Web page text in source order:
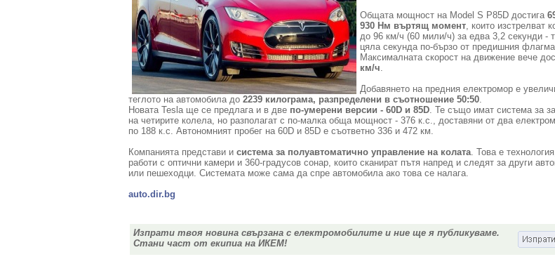
Общата мощност на Model S P85D достига
930 Нм въртящ момент, които изстрелват
до 96 км/ч (60 мили/ч) за едва 3,2 секунди -
цяла секунда по-бързо от предишния
Максималната скорост на движение вече
км/ч.
Добавянето на предния електромор е
теглото на автомобила до 2239 килограма, разпределени в съотношение 50:50.
Новата Tesla ще се предлага и в две по-умерени версии - 60D и 85D. Те също имат система за
на четирите колела, но разполагат с по-малка обща мощност - 376 к.с., доставяни от два
по 188 к.с. Автономният пробег на 60D и 85D е съответно 336 и 472 км.
Компанията представи и система за полуавтоматично управление на колата. Това е
работи с оптични камери и 360-градусов сонар, които сканират пътя напред и следят за други
или пешеходци. Системата може сама да спре автомобила ако това се налага.
auto.dir.bg
Изпрати твоя новина свързана с електромобилите и ние ще я публикуваме.
Стани част от екипиа на ИКЕМ!